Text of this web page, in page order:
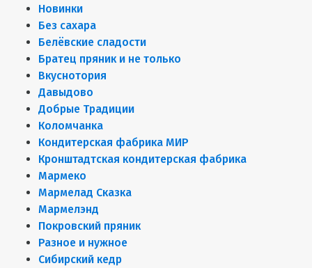
Новинки
Без сахара
Белёвские сладости
Братец пряник и не только
Вкуснотория
Давыдово
Добрые Традиции
Коломчанка
Кондитерская фабрика МИР
Кронштадтская кондитерская фабрика
Мармеко
Мармелад Сказка
Мармелэнд
Покровский пряник
Разное и нужное
Сибирский кедр